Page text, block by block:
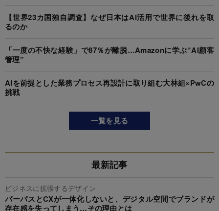
【世界23カ国独自調査】なぜ日本はAI活用で世界に後れを取
るのか
「一度の不快な経験」で87％が離脱…Amazonに学ぶ“AI顧客
管理”
AIを前提とした業務プロセス再設計に取り組む大林組×PwCの
挑戦
一覧を見る
最新記事
ビジネスに拡張するデザイン
パーパスとCXが一体化しないと、デジタル空間でブランドが
存在感を失ってしまう…その理由とは